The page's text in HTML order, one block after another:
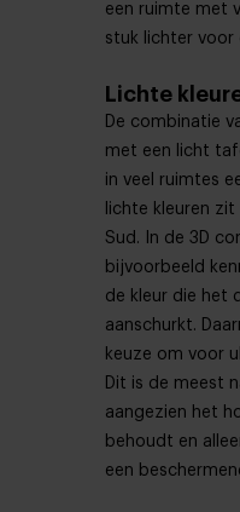
een ruimte met
stuk lichter voor
Lichte
De combinatie
met een licht
in veel ruimtes
lichte kleuren
Sud. In de 3D
bijvoorbeeld
de kleur die het
aanschurkt.
keuze om voor
Dit is de meest
aangezien het
behoudt en
een